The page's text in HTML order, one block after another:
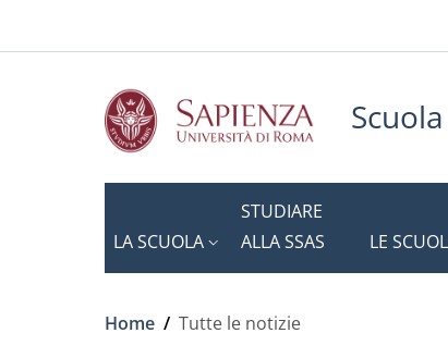
LA SCUOLA
STUDIARE
ALLA SSAS
LE
Briciole di pane
Home / Tutte le notizie